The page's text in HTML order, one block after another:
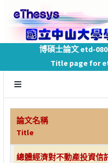
博碩士論文 etd-
Title page for
論文名稱
Title
總體經濟對不動產投資信